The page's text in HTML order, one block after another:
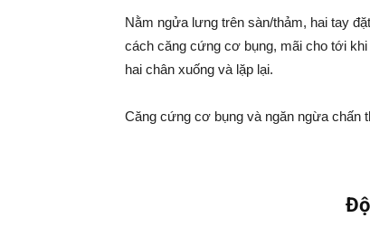
Nằm ngửa lưng trên sàn/thảm, hai tay
cách căng cứng cơ bụng, mãi cho tới
hai chân xuống và lặp lại.
Căng cứng cơ bụng và ngăn ngừa chấn